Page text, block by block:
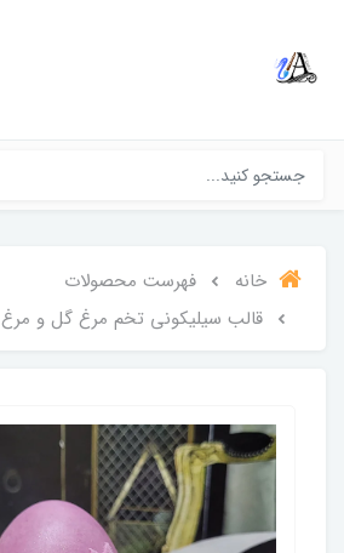
خانه
فهرست محصولات
قالب سیلیکونی تخم مرغ گل و مرغ